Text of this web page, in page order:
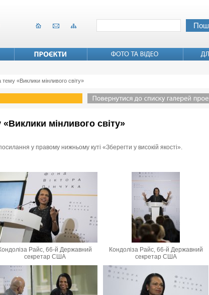
тему «Виклики мінливого світу»
мінливого світу»
у правому нижньому куті «Зберегти у високій якості».
Райс, 66-й Державний
секретар США
Кондоліза Райс, 66-й Державний
секретар США